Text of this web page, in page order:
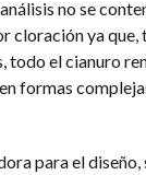
no se
cloración ya que,
todo el cianuro
formas
para el diseño,